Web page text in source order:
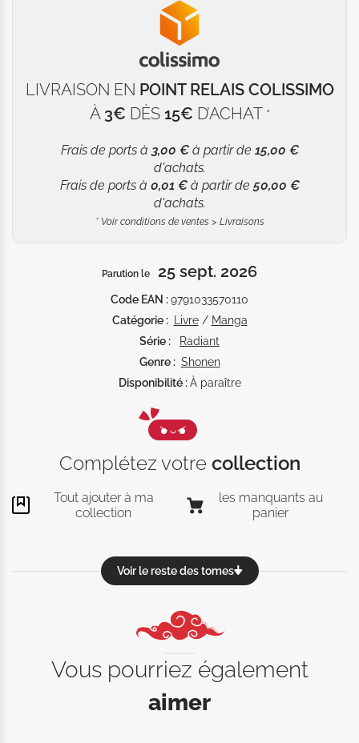
menace, tout en luttant contre une Inquisition en
panique, prête à tout pour annihiler les infectés.
LIVRAISON EN POINT RELAIS COLISSIMO
À 3€ DÈS 15€ D’ACHAT *
Frais de ports à 3,00 €à partir de 15,00 €
d'achats.
Frais de ports à 0,01 €à partir de50,00 €
d'achats.
* Voir conditions de ventes > Livraisons
Parution le 25 sept. 2026
Code EAN :9791033570110
Catégorie :
Livre/ Manga
Série :
Radiant
Genre : Shonen
Disponibilité :À paraître
Complétez votre collection
Tout ajouter à ma
collection
les manquants au
panier
Voir le reste des tomes
Vous pourriez également
aimer